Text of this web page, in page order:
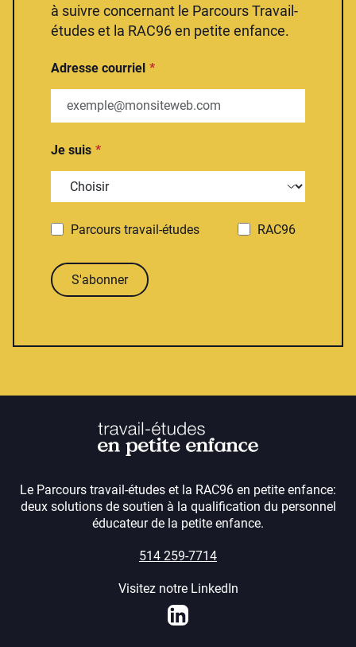
à suivre concernant le Parcours Travail-
études et la RAC96 en petite enfance.
Adresse courriel
Je suis
Parcours travail-études RAC96
S'abonner
Le Parcours travail-études et la RAC96 en petite enfance:
deux solutions de soutien à la qualification du personnel
éducateur de la petite enfance.
514 259-7714
Visitez notre LinkedIn
LinkedIn